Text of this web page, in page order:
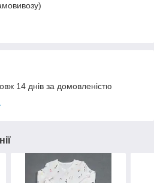
14 днів за домовленістю